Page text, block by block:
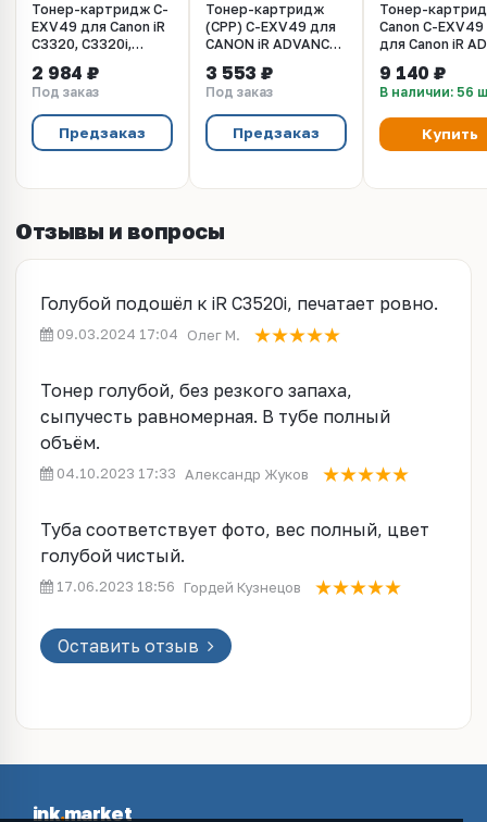
Тонер-картридж C-
EXV49 для Canon iR
C3320, C3320i,
400гр, Grafit
2 984 ₽
Под заказ
Предзаказ
Тонер-картридж
(CPP) C-EXV49 для
CANON iR ADVANCE
(CET) Cyan, 463г,
19000 стр., CET5358
3 553 ₽
Под заказ
Предзаказ
Тонер-
Canon C-EXV49
для Canon iR
C3325i, C3330i,
C3520i, C3525i,
C3530i. Ресурс
000 стр.
9 140 ₽
В наличии: 56
Купить
Отзывы и вопросы
Голубой подошёл к iR C3520i, печатает ровно.
09.03.2024 17:04 Олег М.
Тонер голубой, без резкого запаха,
сыпучесть равномерная. В тубе полный
объём.
04.10.2023 17:33 Александр Жуков
Туба соответствует фото, вес полный, цвет
голубой чистый.
17.06.2023 18:56 Гордей Кузнецов
Оставить отзыв
ink.market